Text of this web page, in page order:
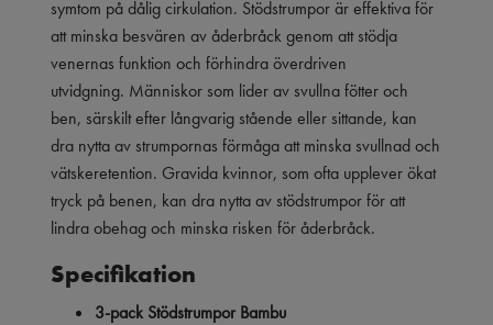
symtom på dålig cirkulation. Stödstrumpor är effektiva för
att minska besvären av åderbråck genom att stödja
venernas funktion och förhindra överdriven
utvidgning. Människor som lider av svullna fötter och
ben, särskilt efter långvarig stående eller sittande, kan
dra nytta av strumpornas förmåga att minska svullnad och
vätskeretention. Gravida kvinnor, som ofta upplever ökat
tryck på benen, kan dra nytta av stödstrumpor för att
lindra obehag och minska risken för åderbråck.
Specifikation
3-pack Stödstrumpor Bambu